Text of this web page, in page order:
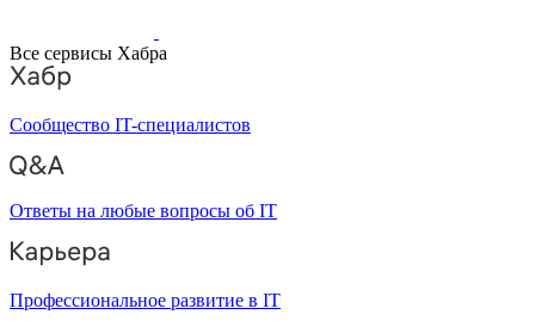
Все сервисы Хабра
Сообщество IT-специалистов
Ответы на любые вопросы об IT
Профессиональное развитие в IT